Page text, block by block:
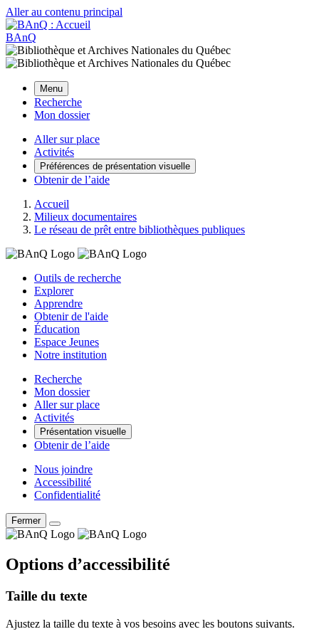
Aller au contenu principal
BAnQ
Menu
Recherche
Mon dossier
Aller sur place
Activités
Préférences de présentation visuelle
Obtenir de l’aide
Accueil
Milieux documentaires
Le réseau de prêt entre bibliothèques publiques
Outils de recherche
Explorer
Apprendre
Obtenir de l'aide
Éducation
Espace Jeunes
Notre institution
Recherche
Mon dossier
Aller sur place
Activités
Présentation visuelle
Obtenir de l’aide
Nous joindre
Accessibilité
Confidentialité
Fermer
Options d’accessibilité
Taille du texte
Ajustez la taille du texte à vos besoins avec les boutons suivants.